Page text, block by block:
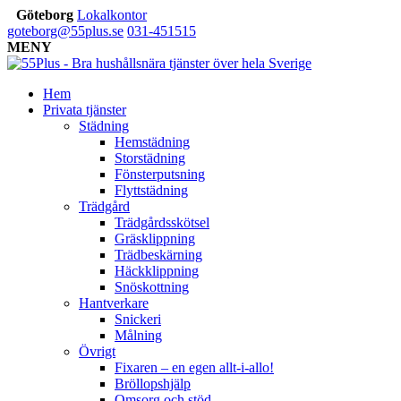
Göteborg Lokalkontor
goteborg@55plus.se 031-451515
MENY
Hem
Privata tjänster
Städning
Hemstädning
Storstädning
Fönsterputsning
Flyttstädning
Trädgård
Trädgårdsskötsel
Gräsklippning
Trädbeskärning
Häckklippning
Snöskottning
Hantverkare
Snickeri
Målning
Övrigt
Fixaren – en egen allt-i-allo!
Bröllopshjälp